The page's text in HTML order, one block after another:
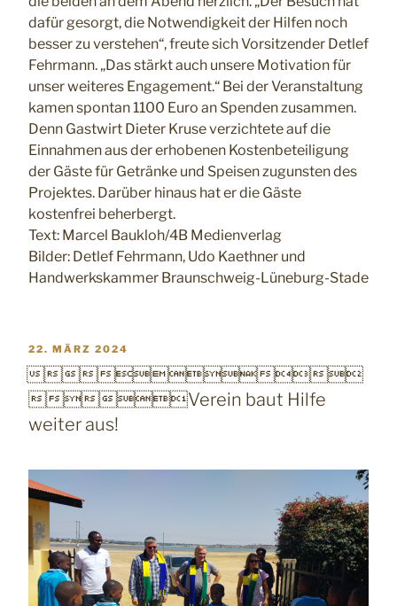
dafür gesorgt, die Notwendigkeit der Hilfen noch
besser zu verstehen“, freute sich Vorsitzender Detlef
Fehrmann. „Das stärkt auch unsere Motivation für
unser weiteres Engagement.“ Bei der Veranstaltung
kamen spontan 1100 Euro an Spenden zusammen.
Denn Gastwirt Dieter Kruse verzichtete auf die
Einnahmen aus der erhobenen Kostenbeteiligung
der Gäste für Getränke und Speisen zugunsten des
Projektes. Darüber hinaus hat er die Gäste
kostenfrei beherbergt.
Text: Marcel Baukloh/4B Medienverlag
Bilder: Detlef Fehrmann, Udo Kaethner und
Handwerkskammer Braunschweig-Lüneburg-Stade
VERÖFFENTLICHT
AM
22. MÄRZ 2024

Verein baut Hilfe
weiter aus!